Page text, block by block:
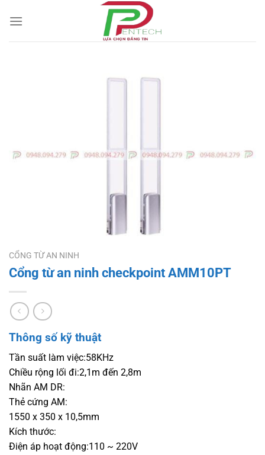
qua
CỔNG TỪ AN NINH
Cổng từ an ninh checkpoint AMM10PT
Thông số kỹ thuật
Tần suất làm việc:58KHz
Chiều rộng lối đi:2,1m đến 2,8m
Nhãn AM DR:
Thẻ cứng AM:
1550 x 350 x 10,5mm
Kích thước:
Điện áp hoạt động:110 ~ 220V